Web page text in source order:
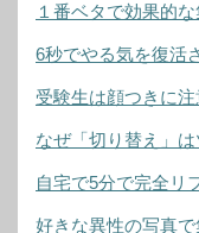
１番ベタで効果的
6秒でやる気を復活
受験生は顔つきに注
なぜ「切り替え」は
自宅で5分で完全リ
好きな異性の写真